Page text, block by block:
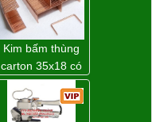
Kim bấm thùng
carton 35x18 có
sẵn giá rẻ toàn
quốc